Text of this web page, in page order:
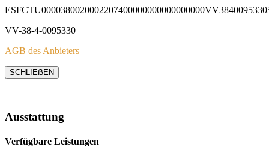
VV-38-4-0095330
AGB des Anbieters
SCHLIEẞEN
Ausstattung
Verfügbare Leistungen